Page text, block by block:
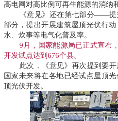
高电网对高比例可再生能源的消纳
《意见》还在第七部分——
部分，提出开展建筑屋顶光伏行
水、炊事等电气化普及率。
9月，国家能源局已正式宣布
开发试点达到676个县。
此次，《意见》再次提到要
国家未来将在各地已经试点屋顶
顶光伏开发。